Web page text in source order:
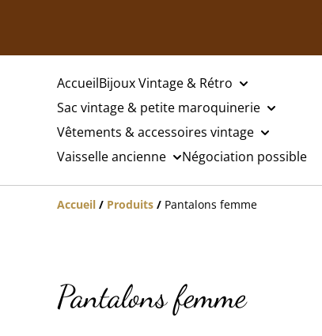
AccueilBijoux Vintage & Rétro
Sac vintage & petite maroquinerie
Vêtements & accessoires vintage
Vaisselle ancienne
Négociation possible
Accueil / Produits / Pantalons femme
Pantalons femme